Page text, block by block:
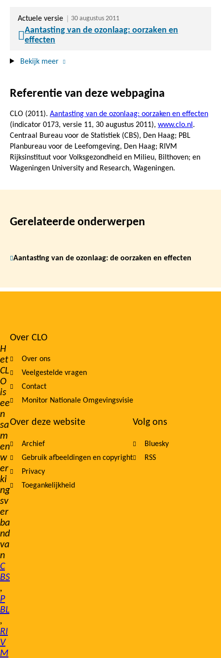
Actuele versie 30 augustus 2011
Aantasting van de ozonlaag: oorzaken en
effecten
Bekijk meer
Referentie van deze webpagina
CLO (2011). Aantasting van de ozonlaag: oorzaken en effecten
(indicator 0173, versie 11, 30 augustus 2011), www.clo.nl .
Centraal Bureau voor de Statistiek (CBS), Den Haag; PBL
Planbureau voor de Leefomgeving, Den Haag; RIVM
Rijksinstituut voor Volksgezondheid en Milieu, Bilthoven; en
Wageningen University and Research, Wageningen.
Gerelateerde onderwerpen
Aantasting van de ozonlaag: de oorzaken en effecten
H
et
CL
O
is
ee
n
sa
m
en
w
er
ki
ng
sv
er
ba
nd
va
n
C
BS
,
P
BL
,
RI
V
M
Footer
navigation
Over CLO
Over ons
Veelgestelde vragen
Contact
Monitor Nationale Omgevingsvisie
Over deze website
Archief
Gebruik afbeeldingen en copyright
Privacy
Toegankelijkheid
Volg ons
Bluesky
RSS